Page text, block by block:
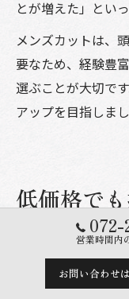
とが増えた」とい
メンズカットは、
要なため、経験豊
選ぶことが大切で
アップを目指しまし
低価格で
美容室の
美容室安い
072-
営業時間内
お問い合わせ